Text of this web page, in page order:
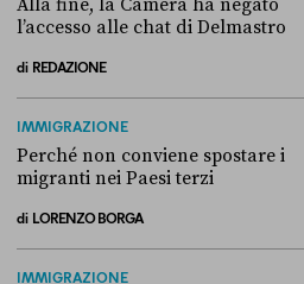
Alla fine, la Camera ha negato
l’accesso alle chat di Delmastro
di REDAZIONE
IMMIGRAZIONE
Perché non conviene spostare i
migranti nei Paesi terzi
di LORENZO BORGA
IMMIGRAZIONE